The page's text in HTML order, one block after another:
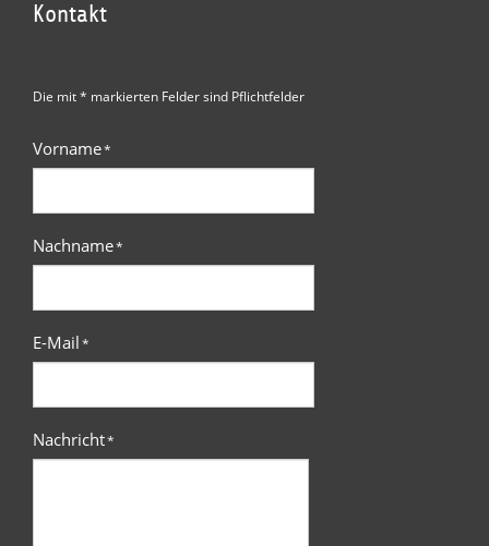
Kontakt
Die mit * markierten Felder sind Pflichtfelder
Vorname*
Nachname*
E-Mail*
Nachricht*